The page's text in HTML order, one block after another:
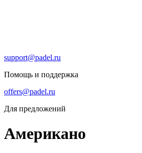
support@padel.ru
Помощь и поддержка
offers@padel.ru
Для предложений
Американо